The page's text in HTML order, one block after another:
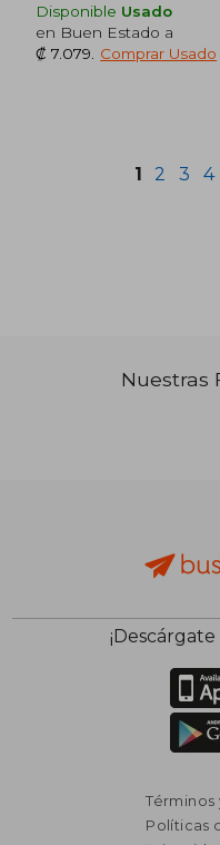
Disponible Usado
en Buen Estado a
₡ 7.079
Comprar Usado
1 2 3 4
Nuestras
Términos
Políticas